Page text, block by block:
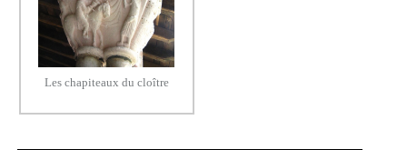
Les chapiteaux du cloître